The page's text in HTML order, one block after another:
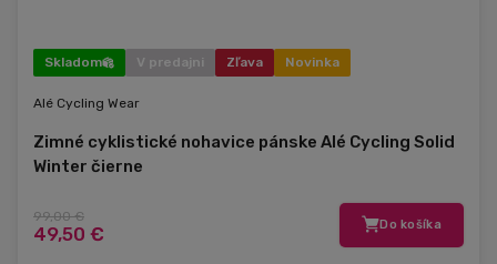
Skladom V predajni Zľava Novinka
Alé Cycling Wear
Zimné cyklistické nohavice pánske Alé Cycling Solid
Winter čierne
99,00 €
49,50 € Do košíka